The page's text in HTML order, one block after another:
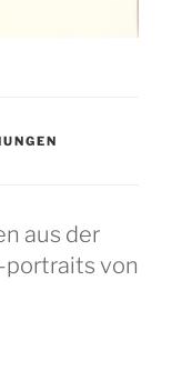
aus der
von